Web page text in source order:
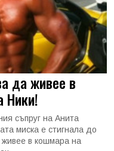
да живее в
Ники!
съпруг на Анита
миска е стигнала до
в кошмара на